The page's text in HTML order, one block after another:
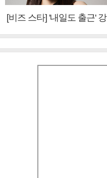
[비즈 스타] '내일도 출근' 강